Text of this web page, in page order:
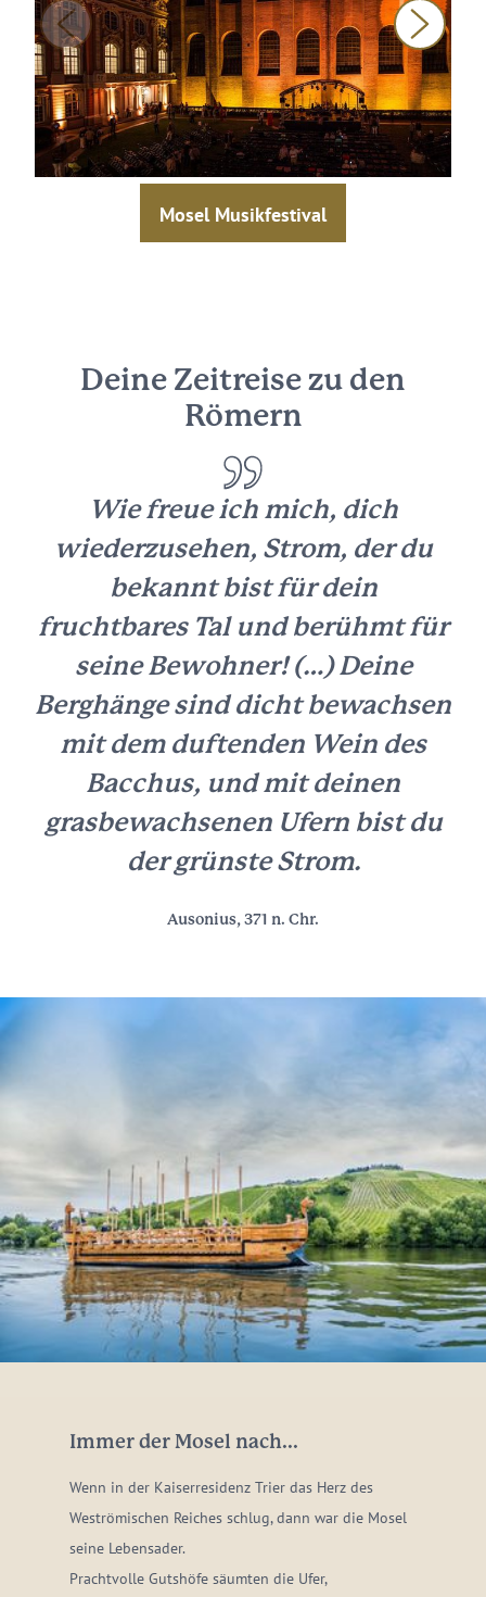
Mosel Musikfestival
Deine Zeitreise zu den
Römern
Wie freue ich mich, dich
wiederzusehen, Strom, der du
bekannt bist für dein
fruchtbares Tal und berühmt für
seine Bewohner! (…) Deine
Berghänge sind dicht bewachsen
mit dem duftenden Wein des
Bacchus, und mit deinen
grasbewachsenen Ufern bist du
der grünste Strom.
Ausonius, 371 n. Chr.
Immer der Mosel nach...
Wenn in der Kaiserresidenz Trier das Herz des
Weströmischen Reiches schlug, dann war die Mosel
seine Lebensader.
Prachtvolle Gutshöfe säumten die Ufer,